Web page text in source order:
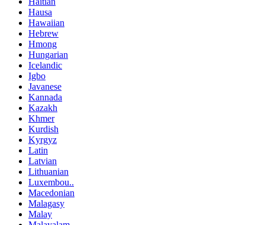
Hausa
Hawaiian
Hebrew
Hmong
Hungarian
Icelandic
Igbo
Javanese
Kannada
Kazakh
Khmer
Kurdish
Kyrgyz
Latin
Latvian
Lithuanian
Luxembou..
Macedonian
Malagasy
Malay